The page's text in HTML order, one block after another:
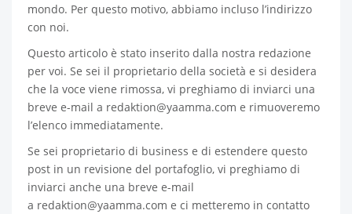
mondo. Per questo motivo, abbiamo incluso l’indirizzo
con noi.
Questo articolo è stato inserito dalla nostra redazione
per voi. Se sei il proprietario della società e si desidera
che la voce viene rimossa, vi preghiamo di inviarci una
breve e-mail a redaktion@yaamma.com e rimuoveremo
l’elenco immediatamente.
Se sei proprietario di business e di estendere questo
post in un revisione del portafoglio, vi preghiamo di
inviarci anche una breve e-mail
a redaktion@yaamma.com e ci metteremo in contatto